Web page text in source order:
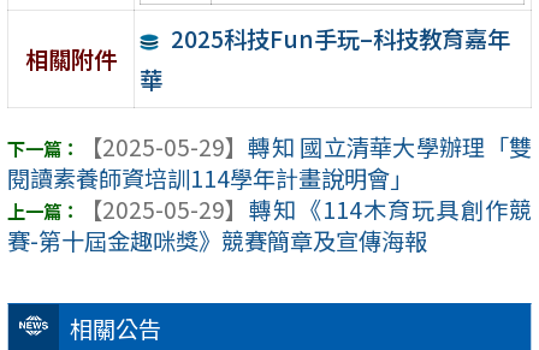
相關公告
相關附件
2025科技Fun手玩–科技教育嘉年
華
【2025-05-29】 轉知 國立清華大學辦理「雙
閱讀素養師資培訓114學年計畫說明會」
【2025-05-29】 轉知《114木育玩具創作競
賽-第十屆金趣咪獎》競賽簡章及宣傳海報